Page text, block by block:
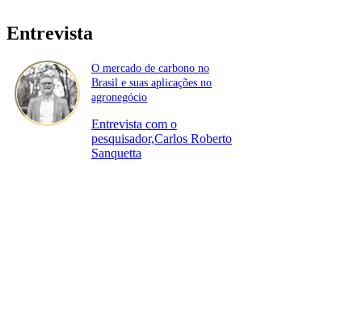
Entrevista
O mercado de carbono no
Brasil e suas aplicações no
agronegócio
Entrevista com o
pesquisador,Carlos Roberto
Sanquetta